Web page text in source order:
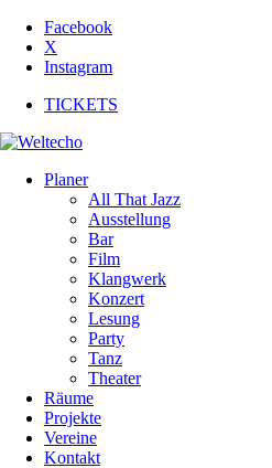
Facebook
X
Instagram
TICKETS
Planer
All That Jazz
Ausstellung
Bar
Film
Klangwerk
Konzert
Lesung
Party
Tanz
Theater
Räume
Projekte
Vereine
Kontakt